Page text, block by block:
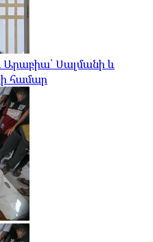
Արաբիա՝ Սալմանի և
համար